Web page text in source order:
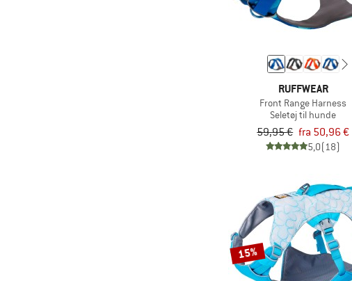
RUFFWEAR
Front Range Harness
Seletøj til hunde
59,95 € fra 50,96 €
5,0(18)
15%